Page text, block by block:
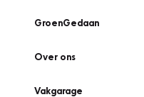
GroenGedaan
Over ons
Vakgarage